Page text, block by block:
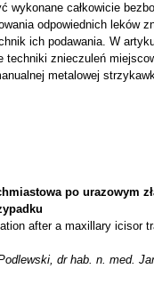
wykonane całkowicie
odpowiednich leków
ich podawania. W
techniki znieczuleń
metalowej
po urazowym
after a maxillary icisor
dr hab. n. med.